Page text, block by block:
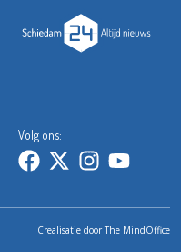
Volg ons:
Crealisatie doorThe MindOffice